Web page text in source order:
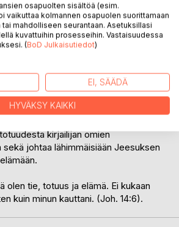
kokemuksista ja sen
uskoontulosta ja muista
kirjailijan omien
johtaa lähimmäisiään Jeesuksen
olen tie, totuus ja elämä. Ei kukaan
kuin minun kauttani. (Joh. 14:6).
osapuolten sisältöä (esim.
vaikuttaa kolmannen osapuolen suorittamaan
mahdolliseen seurantaan. Asetuksillasi
kuvattuihin prosesseihin. Vastaisuudessa
(BoD Julkaisutiedot)
EI, SÄÄDÄ
HYVÄKSY KAIKKI